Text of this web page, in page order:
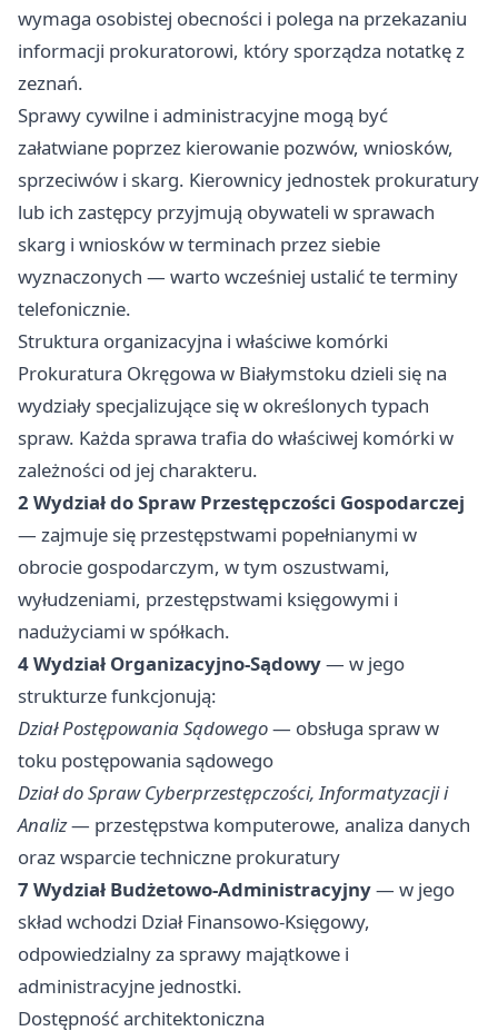
wymaga osobistej obecności i polega na przekazaniu
informacji prokuratorowi, który sporządza notatkę z
zeznań.
Sprawy cywilne i administracyjne mogą być
załatwiane poprzez kierowanie pozwów, wniosków,
sprzeciwów i skarg. Kierownicy jednostek prokuratury
lub ich zastępcy przyjmują obywateli w sprawach
skarg i wniosków w terminach przez siebie
wyznaczonych — warto wcześniej ustalić te terminy
telefonicznie.
Struktura organizacyjna i właściwe komórki
Prokuratura Okręgowa w Białymstoku dzieli się na
wydziały specjalizujące się w określonych typach
spraw. Każda sprawa trafia do właściwej komórki w
zależności od jej charakteru.
2 Wydział do Spraw Przestępczości Gospodarczej
— zajmuje się przestępstwami popełnianymi w
obrocie gospodarczym, w tym oszustwami,
wyłudzeniami, przestępstwami księgowymi i
nadużyciami w spółkach.
4 Wydział Organizacyjno-Sądowy— w jego
strukturze funkcjonują:
Dział Postępowania Sądowego— obsługa spraw w
toku postępowania sądowego
Dział do Spraw Cyberprzestępczości, Informatyzacji i
Analiz— przestępstwa komputerowe, analiza danych
oraz wsparcie techniczne prokuratury
7 Wydział Budżetowo-Administracyjny— w jego
skład wchodzi Dział Finansowo-Księgowy,
odpowiedzialny za sprawy majątkowe i
administracyjne jednostki.
Dostępność architektoniczna